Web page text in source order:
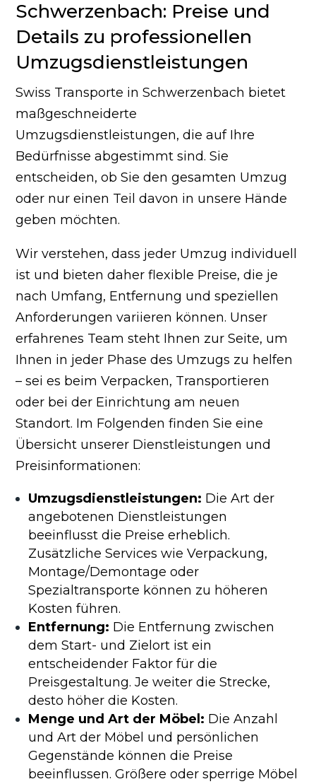
Schwerzenbach: Preise und
Details zu professionellen
Umzugsdienstleistungen
Swiss Transporte in Schwerzenbach bietet
maßgeschneiderte
Umzugsdienstleistungen, die auf Ihre
Bedürfnisse abgestimmt sind. Sie
entscheiden, ob Sie den gesamten Umzug
oder nur einen Teil davon in unsere Hände
geben möchten.
Wir verstehen, dass jeder Umzug individuell
ist und bieten daher flexible Preise, die je
nach Umfang, Entfernung und speziellen
Anforderungen variieren können. Unser
erfahrenes Team steht Ihnen zur Seite, um
Ihnen in jeder Phase des Umzugs zu helfen
– sei es beim Verpacken, Transportieren
oder bei der Einrichtung am neuen
Standort. Im Folgenden finden Sie eine
Übersicht unserer Dienstleistungen und
Preisinformationen:
Umzugsdienstleistungen: Die Art der
angebotenen Dienstleistungen
beeinflusst die Preise erheblich.
Zusätzliche Services wie Verpackung,
Montage/Demontage oder
Spezialtransporte können zu höheren
Kosten führen.
Entfernung: Die Entfernung zwischen
dem Start- und Zielort ist ein
entscheidender Faktor für die
Preisgestaltung. Je weiter die Strecke,
desto höher die Kosten.
Menge und Art der Möbel: Die Anzahl
und Art der Möbel und persönlichen
Gegenstände können die Preise
beeinflussen. Größere oder sperrige Möbel